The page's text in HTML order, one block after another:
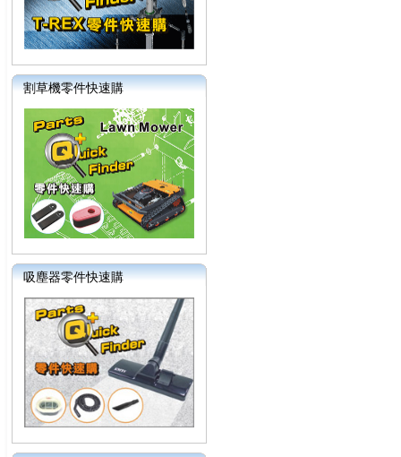
割草機零件快速購
吸塵器零件快速購